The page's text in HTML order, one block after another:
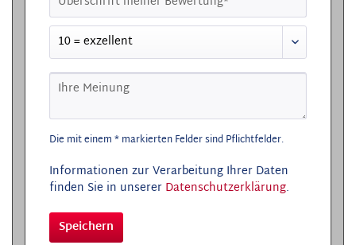
Die mit einem * markierten Felder sind Pflichtfelder.
Informationen zur Verarbeitung Ihrer Daten
finden Sie in unserer Datenschutzerklärung.
Speichern